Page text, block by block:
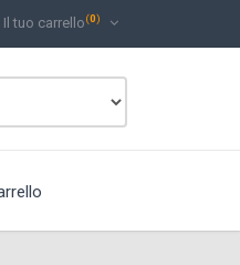
Il tuo carrello(0)